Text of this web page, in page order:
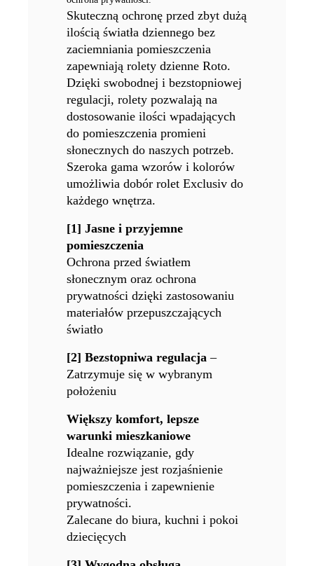
Skuteczną ochronę przed zbyt dużą
ilością światła dziennego bez
zaciemniania pomieszczenia
zapewniają rolety dzienne Roto.
Dzięki swobodnej i bezstopniowej
regulacji, rolety pozwalają na
dostosowanie ilości wpadających
do pomieszczenia promieni
słonecznych do naszych potrzeb.
Szeroka gama wzorów i kolorów
umożliwia dobór rolet Exclusiv do
każdego wnętrza.
[1] Jasne i przyjemne
pomieszczenia
Ochrona przed światłem
słonecznym oraz ochrona
prywatności dzięki zastosowaniu
materiałów przepuszczających
światło
[2] Bezstopniwa regulacja–
Zatrzymuje się w wybranym
położeniu
Większy komfort, lepsze
warunki mieszkaniowe
Idealne rozwiązanie, gdy
najważniejsze jest rozjaśnienie
pomieszczenia i zapewnienie
prywatności.
Zalecane do biura, kuchni i pokoi
dziecięcych